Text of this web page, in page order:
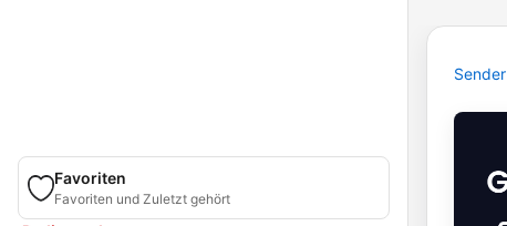
Favoriten
Favoriten und Zuletzt gehört
Sender